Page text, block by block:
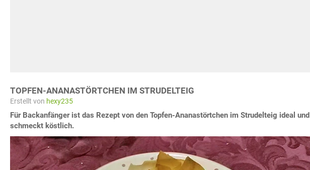
TOPFEN-ANANASTÖRTCHEN IM STRUDELTEIG
Erstellt von hexy235
Für Backanfänger ist das Rezept von den Topfen-Ananastörtchen im Strudelteig ideal und
schmeckt köstlich.